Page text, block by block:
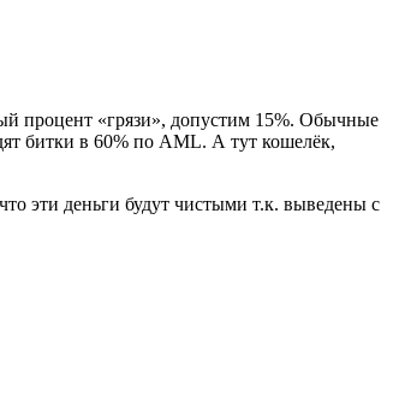
процент «грязи», допустим 15%. Обычные
битки в 60% по AML. А тут кошелёк,
эти деньги будут чистыми т.к. выведены с